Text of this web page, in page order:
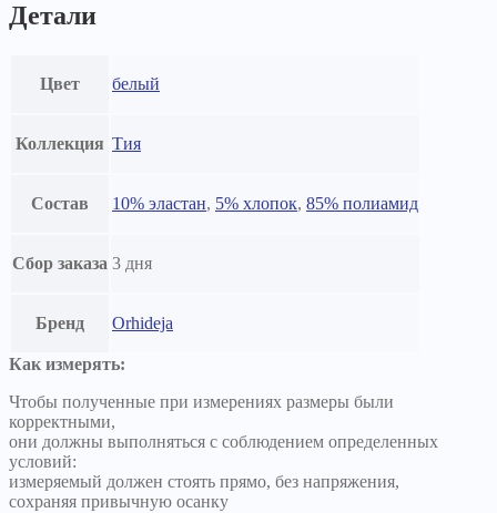
Детали
Цвет белый
Коллекция Тия
Состав 10% эластан, 5% хлопок, 85% полиамид
Сбор заказа 3 дня
Бренд Orhideja
Как измерять:
Чтобы полученные при измерениях размеры были
корректными,
они должны выполняться с соблюдением определенных
условий:
измеряемый должен стоять прямо, без напряжения,
сохраняя привычную осанку